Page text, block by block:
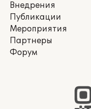
Внедрения
Публикации
Мероприятия
Партнеры
Форум